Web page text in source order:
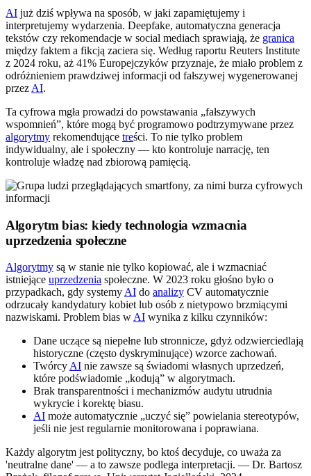
AI już dziś wpływa na sposób, w jaki zapamiętujemy i
interpretujemy wydarzenia. Deepfake, automatyczna generacja
tekstów czy rekomendacje w social mediach sprawiają, że granica
między faktem a fikcją zaciera się. Według raportu Reuters Institute
z 2024 roku, aż 41% Europejczyków przyznaje, że miało problem z
odróżnieniem prawdziwej informacji od fałszywej wygenerowanej
przez AI.
Ta cyfrowa mgła prowadzi do powstawania „fałszywych
wspomnień”, które mogą być programowo podtrzymywane przez
algorytmy rekomendujące treści. To nie tylko problem
indywidualny, ale i społeczny — kto kontroluje narrację, ten
kontroluje władzę nad zbiorową pamięcią.
Algorytm bias: kiedy technologia wzmacnia
uprzedzenia społeczne
Algorytmy są w stanie nie tylko kopiować, ale i wzmacniać
istniejące uprzedzenia społeczne. W 2023 roku głośno było o
przypadkach, gdy systemyAI do analizy CV automatycznie
odrzucały kandydatury kobiet lub osób z nietypowo brzmiącymi
nazwiskami. Problem bias wAI wynika z kilku czynników:
Dane uczące są niepełne lub stronnicze, gdyż odzwierciedlają
historyczne (często dyskryminujące) wzorce zachowań.
TwórcyAI nie zawsze są świadomi własnych uprzedzeń,
które podświadomie „kodują” w algorytmach.
Brak transparentności i mechanizmów audytu utrudnia
wykrycie i korektę biasu.
AI może automatycznie „uczyć się” powielania stereotypów,
jeśli nie jest regularnie monitorowana i poprawiana.
Każdy algorytm jest polityczny, bo ktoś decyduje, co uważa za
'neutralne dane' — a to zawsze podlega interpretacji. — Dr. Bartosz